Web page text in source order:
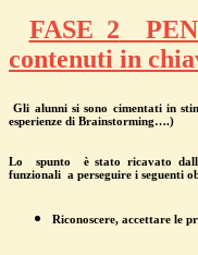
FASE 2
contenuti in
Gli alunni si sono cimentati in
esperienze di Brainstorming….)
Lo spunto
è stato ricavato
funzionali a perseguire i seguenti
Riconoscere, accettare le